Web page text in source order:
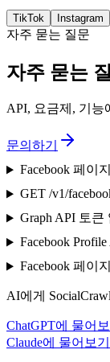
TikTok Instagram
자주 묻는 질문
자주 묻는
API, 요금제, 기능
문의하기
Facebook 페이
GET /v1/
Graph API 토큰
Facebook
Facebook 페이
AI에게
ChatGPT에 물어보
Claude에 물어보기